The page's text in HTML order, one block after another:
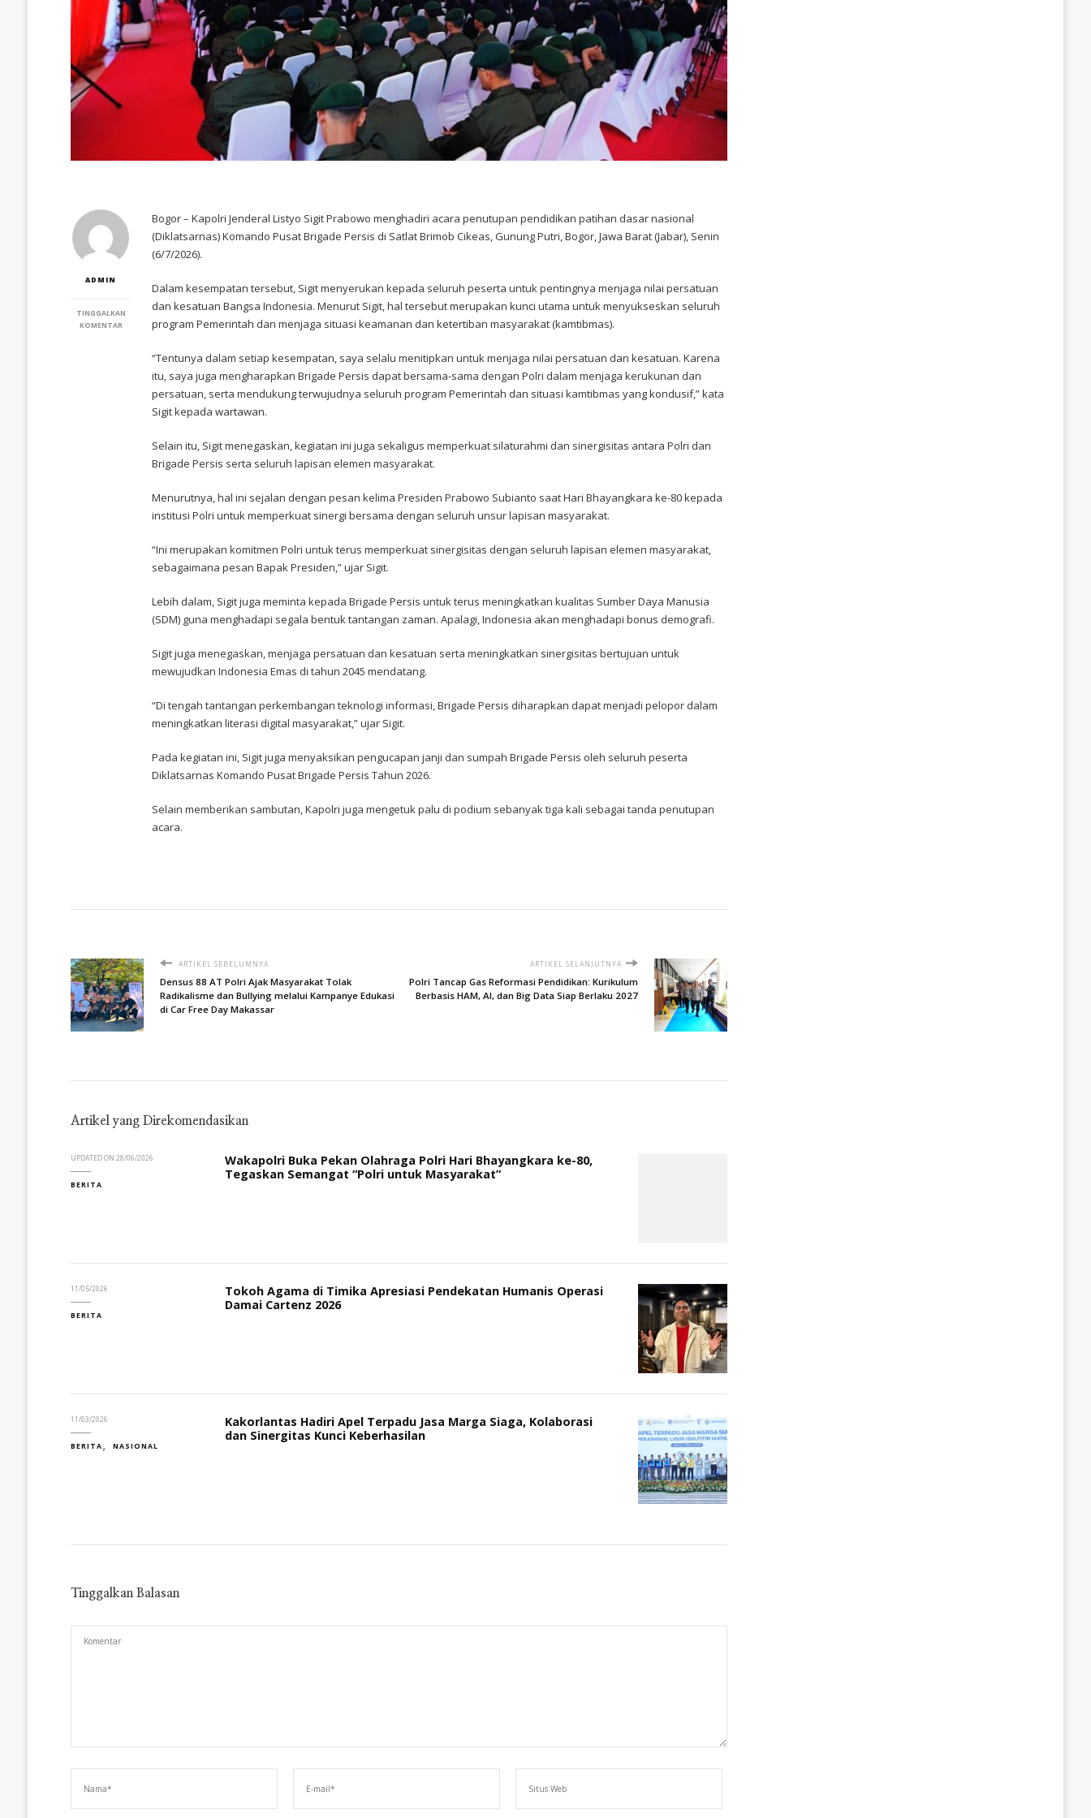
ADMIN
TINGGALKAN
KOMENTARPADA
DIKLATSARNAS
BRIGADE
KAPOLRI
SERUKAN
KESATUAN
Bogor – Kapolri Jenderal Listyo Sigit Prabowo menghadiri acara penutupan pendidikan patihan dasar nasional
(Diklatsarnas) Komando Pusat Brigade Persis di Satlat Brimob Cikeas, Gunung Putri, Bogor, Jawa Barat (Jabar), Senin
(6/7/2026).
Dalam kesempatan tersebut, Sigit menyerukan kepada seluruh peserta untuk pentingnya menjaga nilai persatuan
dan kesatuan Bangsa Indonesia. Menurut Sigit, hal tersebut merupakan kunci utama untuk menyukseskan seluruh
program Pemerintah dan menjaga situasi keamanan dan ketertiban masyarakat (kamtibmas).
“Tentunya dalam setiap kesempatan, saya selalu menitipkan untuk menjaga nilai persatuan dan kesatuan. Karena
itu, saya juga mengharapkan Brigade Persis dapat bersama-sama dengan Polri dalam menjaga kerukunan dan
persatuan, serta mendukung terwujudnya seluruh program Pemerintah dan situasi kamtibmas yang kondusif,” kata
Sigit kepada wartawan.
Selain itu, Sigit menegaskan, kegiatan ini juga sekaligus memperkuat silaturahmi dan sinergisitas antara Polri dan
Brigade Persis serta seluruh lapisan elemen masyarakat.
Menurutnya, hal ini sejalan dengan pesan kelima Presiden Prabowo Subianto saat Hari Bhayangkara ke-80 kepada
institusi Polri untuk memperkuat sinergi bersama dengan seluruh unsur lapisan masyarakat.
“Ini merupakan komitmen Polri untuk terus memperkuat sinergisitas dengan seluruh lapisan elemen masyarakat,
sebagaimana pesan Bapak Presiden,” ujar Sigit.
Lebih dalam, Sigit juga meminta kepada Brigade Persis untuk terus meningkatkan kualitas Sumber Daya Manusia
(SDM) guna menghadapi segala bentuk tantangan zaman. Apalagi, Indonesia akan menghadapi bonus demografi.
Sigit juga menegaskan, menjaga persatuan dan kesatuan serta meningkatkan sinergisitas bertujuan untuk
mewujudkan Indonesia Emas di tahun 2045 mendatang.
“Di tengah tantangan perkembangan teknologi informasi, Brigade Persis diharapkan dapat menjadi pelopor dalam
meningkatkan literasi digital masyarakat,” ujar Sigit.
Pada kegiatan ini, Sigit juga menyaksikan pengucapan janji dan sumpah Brigade Persis oleh seluruh peserta
Diklatsarnas Komando Pusat Brigade Persis Tahun 2026.
Selain memberikan sambutan, Kapolri juga mengetuk palu di podium sebanyak tiga kali sebagai tanda penutupan
acara.
ARTIKEL SEBELUMNYA
Densus 88 AT Polri Ajak Masyarakat Tolak
Radikalisme dan Bullying melalui Kampanye Edukasi
di Car Free Day Makassar
ARTIKEL SELANJUTNYA
Polri Tancap Gas Reformasi Pendidikan: Kurikulum
Berbasis HAM, AI, dan Big Data Siap Berlaku 2027
Artikel yang Direkomendasikan
UPDATED ON 28/06/2026
BERITA
Wakapolri Buka Pekan Olahraga Polri Hari Bhayangkara ke-80,
Tegaskan Semangat “Polri untuk Masyarakat”
11/05/2026
BERITA
Tokoh Agama di Timika Apresiasi Pendekatan Humanis Operasi
Damai Cartenz 2026
11/03/2026
BERITA NASIONAL
Kakorlantas Hadiri Apel Terpadu Jasa Marga Siaga, Kolaborasi
dan Sinergitas Kunci Keberhasilan
Tinggalkan Balasan